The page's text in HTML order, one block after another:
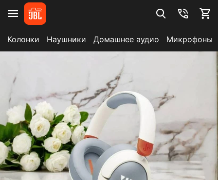
Колонки Наушники Домашнее аудио Микрофоны